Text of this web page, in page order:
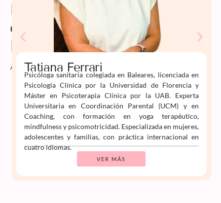
Profesorado
de
Psiko
Aprende
Tatiana Ferrari
Psicóloga sanitaria colegiada en Baleares, licenciada en
Psicología Clínica por la Universidad de Florencia y
Máster en Psicoterapia Clínica por la UAB. Experta
Universitaria en Coordinación Parental (UCM) y en
Coaching, con formación en yoga terapéutico,
mindfulness y psicomotricidad. Especializada en mujeres,
adolescentes y familias, con práctica internacional en
cuatro idiomas.
VER MÁS